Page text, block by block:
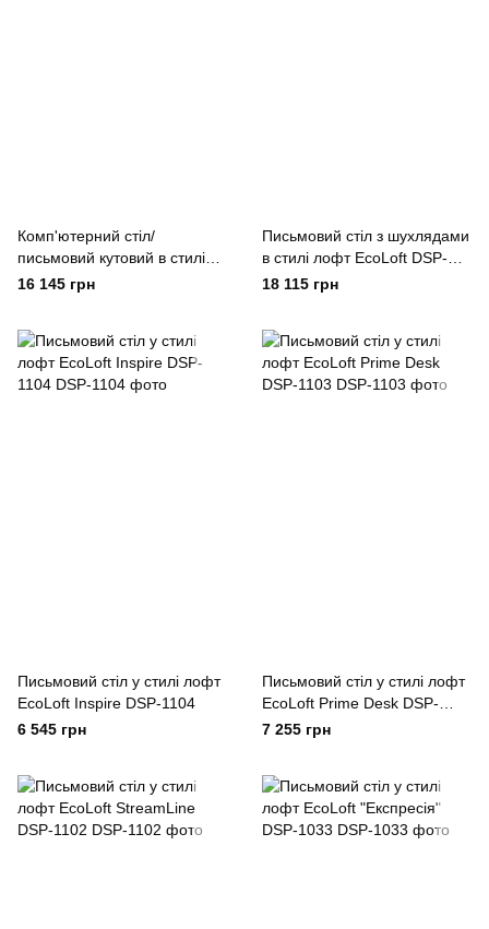
Комп'ютерний стіл/
письмовий кутовий в стилі
лофт EcoLoft Verso Duo
16 145 грн
Письмовий стіл з шухлядами
в стилі лофт EcoLoft DSP-
1116
18 115 грн
Письмовий стіл у стилі лофт
EcoLoft Inspire DSP-1104
6 545 грн
Письмовий стіл у стилі лофт
EcoLoft Prime Desk DSP-
1103
7 255 грн